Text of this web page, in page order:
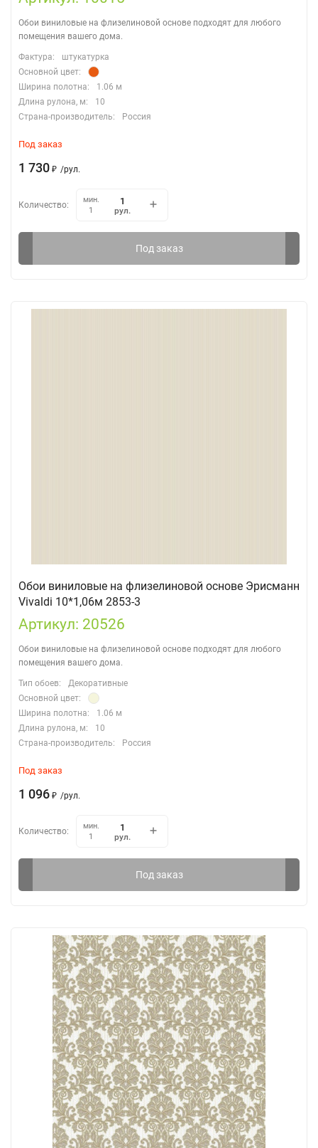
Обои виниловые на флизелиновой основе подходят для любого
помещения вашего дома.
Фактура:
штукатурка
Основной цвет:
Ширина полотна:
1.06 м
Длина рулона, м:
10
Страна-производитель:
Россия
Под заказ
1 730 ₽ /рул.
Количество:
мин.
1
рул.
Под заказ
Обои виниловые на флизелиновой основе Эрисманн
Vivaldi 10*1,06м 2853-3
Артикул: 20526
Обои виниловые на флизелиновой основе подходят для любого
помещения вашего дома.
Тип обоев:
Декоративные
Основной цвет:
Ширина полотна:
1.06 м
Длина рулона, м:
10
Страна-производитель:
Россия
Под заказ
1 096 ₽ /рул.
Количество:
мин.
1
рул.
Под заказ